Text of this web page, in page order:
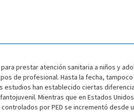
prestar atención sanitaria a niños y
de profesional. Hasta la fecha,
estudios han establecido ciertas
Mientras que en Estados
por PED se incrementó desde